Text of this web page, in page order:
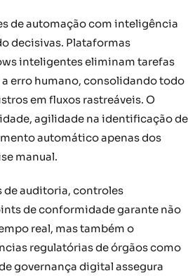
de automação com inteligência
decisivas. Plataformas
inteligentes eliminam tarefas
erro humano, consolidando todo
em fluxos rastreáveis. O
agilidade na identificação de
automático apenas dos
manual.
de auditoria, controles
de conformidade garante não
real, mas também o
regulatórias de órgãos como
governança digital assegura